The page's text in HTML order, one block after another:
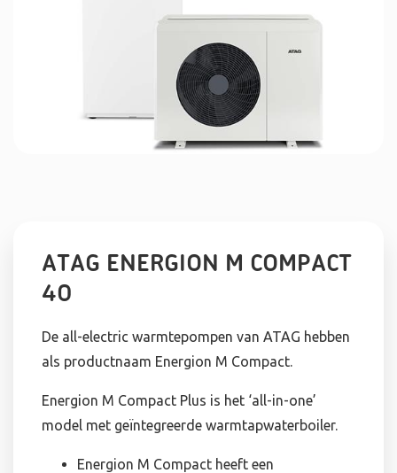
ATAG ENERGION M COMPACT
40
De all-electric warmtepompen van ATAG hebben
als productnaam Energion M Compact.
Energion M Compact Plus is het ‘all-in-one’
model met geïntegreerde warmtapwaterboiler.
Energion M Compact heeft een